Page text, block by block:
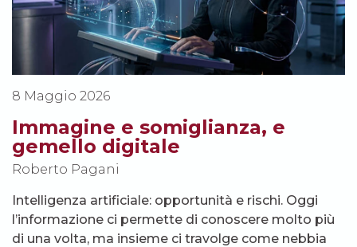
8 Maggio 2026
Immagine e somiglianza, e
gemello digitale
Roberto Pagani
Intelligenza artificiale: opportunità e rischi. Oggi
l’informazione ci permette di conoscere molto più
di una volta, ma insieme ci travolge come nebbia